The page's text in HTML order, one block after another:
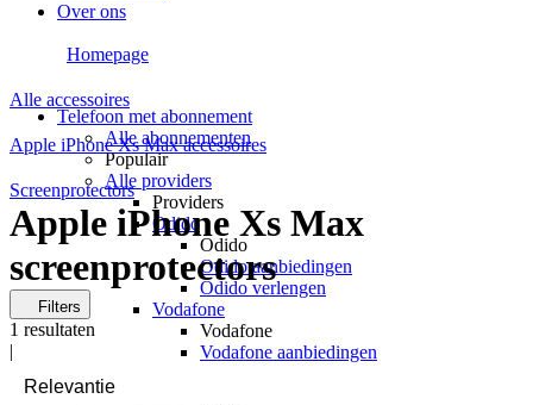
Over ons
Telefoon met abonnement
Alle abonnementen
Populair
Alle providers
Providers
Odido
Odido
Odido aanbiedingen
Odido verlengen
Vodafone
Vodafone
Vodafone aanbiedingen
Homepage
Alle accessoires
Apple iPhone Xs Max accessoires
Screenprotectors
Apple iPhone Xs Max
screenprotectors
Filters
1 resultaten
|